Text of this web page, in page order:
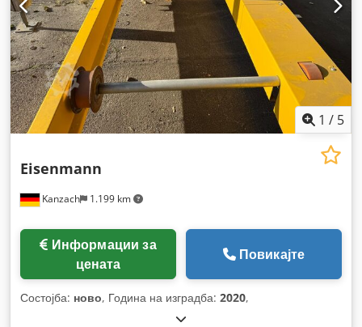
1 / 5
Kanzach 1.199 km
Eisenmann
цената
Повикајте
Состојба: ново, Година на изградба: 2020,